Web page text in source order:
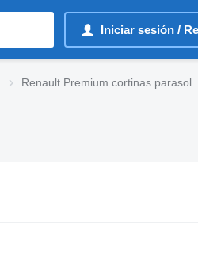
Iniciar sesión /
Renault Premium cortinas parasol